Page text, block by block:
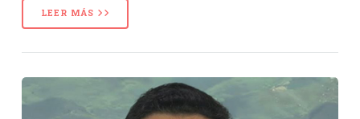
LEER MÁS